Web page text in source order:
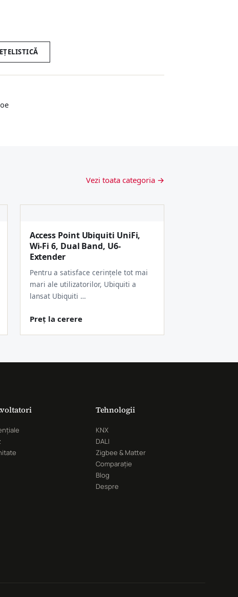
Vezi toata categoria →
Access Point Ubiquiti UniFi,
Wi-Fi 6, Dual Band, U6-
Extender
Pentru a satisface cerințele tot mai
mari ale utilizatorilor, Ubiquiti a
lansat Ubiquiti …
Preț la cerere
Tehnologii
KNX
DALI
Zigbee & Matter
Comparație
Blog
Despre